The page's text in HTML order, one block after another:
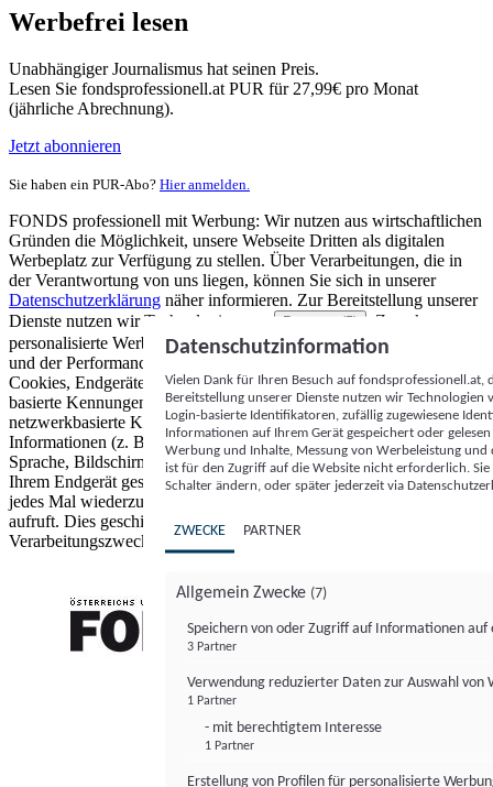
Werbefrei lesen
Unabhängiger Journalismus hat seinen Preis.
Lesen Sie fondsprofessionell.at PUR für 27,99€ pro Monat
(jährliche Abrechnung).
Jetzt abonnieren
Sie haben ein PUR-Abo? Hier anmelden.
FONDS professionell mit Werbung: Wir nutzen aus wirtschaftlichen
Gründen die Möglichkeit, unsere Webseite Dritten als digitalen
Werbeplatz zur Verfügung zu stellen. Über Verarbeitungen, die in
der Verantwortung von uns liegen, können Sie sich in unserer
Datenschutzerklärung näher informieren. Zur Bereitstellung unserer
Dienste nutzen wir Technologien von
Partnern (5)
. Zwecke:
personalisierte Werbung und Inhalte, Messung von Werbeleistung
und der Performance von Inhalten sowie Zielgruppenforschung.
Cookies, Endgeräte- oder ähnliche Online-Kennungen (z. B. login-
basierte Kennungen, zufällig generierte Kennungen,
netzwerkbasierte Kennungen) können zusammen mit anderen
Informationen (z. B. Browsertyp und Browserinformationen,
Sprache, Bildschirmgröße, unterstützte Technologien usw.) auf
Ihrem Endgerät gespeichert oder von dort ausgelesen werden, um es
jedes Mal wiederzuerkennen, wenn es eine App oder einer Webseite
aufruft. Dies geschieht für einen oder mehrere der hier aufgeführten
Verarbeitungszwecke.
Datenschutzinformation
Vielen Dank für Ihren Besuch auf
Bereitstellung unserer Dienste nutzen wir Technologien
Login-basierte Identifikatoren, zufällig zugewiesene
Informationen auf Ihrem Gerät gespeichert oder
Werbung und Inhalte, Messung von Werbeleistung
ist für den Zugriff auf die Website nicht erforderlich.
Schalter ändern, oder später jederzeit via
ZWECKE PARTNER
Allgemein Zwecke (7)
Speichern von oder Zugriff auf Informationen auf
3 Partner
Verwendung reduzierter Daten zur Auswahl von
1 Partner
- mit berechtigtem Interesse
1 Partner
Erstellung von Profilen für personalisierte
FONDS professionell